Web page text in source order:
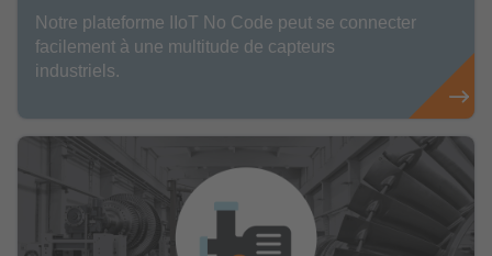
Notre plateforme IIoT No Code peut se connecter
facilement à une multitude de capteurs
industriels.